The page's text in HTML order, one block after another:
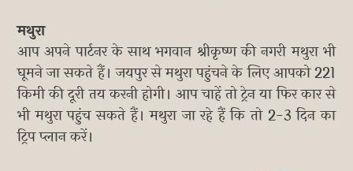
मथुरा
आप अपने पार्टनर के साथ भगवान श्रीकृष्ण की नगरी मथुरा भी
घूमने जा सकते हैं। जयपुर से मथुरा पहुंचने के लिए आपको 221
किमी की दूरी तय करनी होगी। आप चाहें तो ट्रेन या फिर कार से
भी मथुरा पहुंच सकते हैं। मथुरा जा रहे हैं कि तो 2-3 दिन का
ट्रिप प्लान करें।